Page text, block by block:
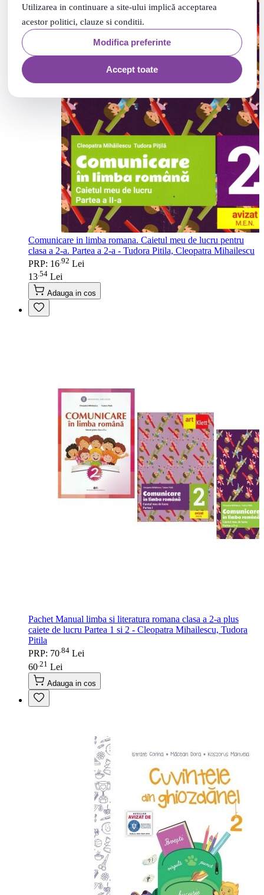
Utilizarea in continuare a site-ului implică acceptarea
acestor politici, clauze si conditii.
Modifica preferinte
Accept toate
Comunicare in limba romana. Caietul meu de lucru pentru
clasa a 2-a. Partea a 2-a - Tudora Pitila, Cleopatra Mihailescu
PRP: 16 92 Lei
13 54 Lei
Adauga in cos
Pachet Manual limba si literatura romana clasa a 2-a plus
caiete de lucru Partea 1 si 2 - Cleopatra Mihailescu, Tudora
Pitila
PRP: 70 84 Lei
60 21 Lei
Adauga in cos